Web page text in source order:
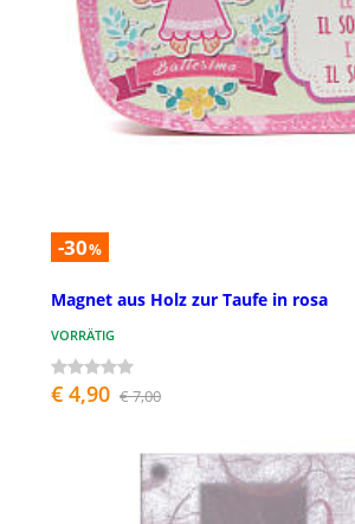
-30%
Magnet aus Holz zur Taufe in rosa
VORRÄTIG
€ 4,90 € 7,00